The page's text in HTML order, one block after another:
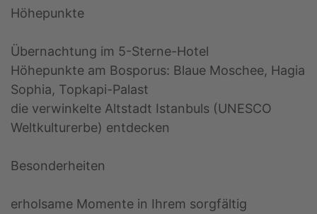
Höhepunkte
Übernachtung im 5-Sterne-Hotel
Höhepunkte am Bosporus: Blaue Moschee, Hagia
Sophia, Topkapi-Palast
die verwinkelte Altstadt Istanbuls (UNESCO
Weltkulturerbe) entdecken
Besonderheiten
erholsame Momente in Ihrem sorgfältig